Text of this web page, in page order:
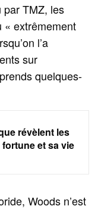
par TMZ, les
« extrêmement
l’a
sur
quelques-
révèlent les
et sa vie
Woods n’est